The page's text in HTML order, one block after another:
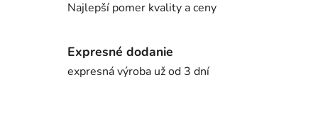
Najlepší pomer kvality a ceny
Expresné dodanie
expresná výroba už od 3 dní